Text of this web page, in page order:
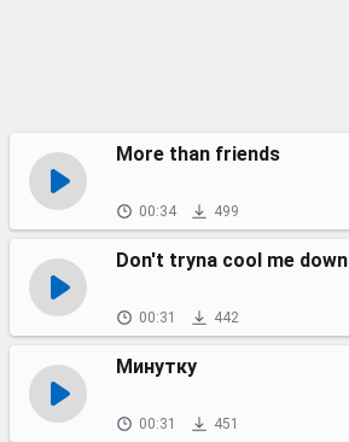
More than friends
00:34 499
Don't tryna cool me down
00:31 442
Минутку
00:31 451